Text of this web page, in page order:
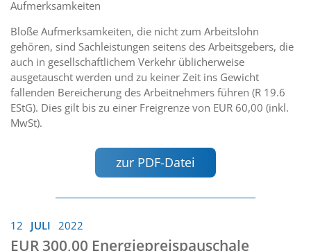
Aufmerksamkeiten
Bloße Aufmerksamkeiten, die nicht zum Arbeitslohn
gehören, sind Sachleistungen seitens des Arbeitsgebers, die
auch in gesellschaftlichem Verkehr üblicherweise
ausgetauscht werden und zu keiner Zeit ins Gewicht
fallenden Bereicherung des Arbeitnehmers führen (R 19.6
EStG). Dies gilt bis zu einer Freigrenze von EUR 60,00 (inkl.
MwSt).
zur PDF-Datei
12 JULI 2022
EUR 300,00 Energiepreispauschale